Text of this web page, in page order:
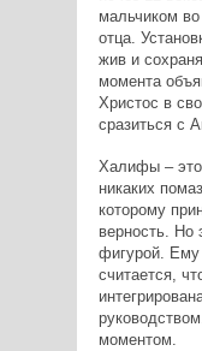
мальчиком
отца.
жив и
момента
Христос в
сразиться с
Халифы – это
никаких
которому
верность. Но
фигурой. Ему
считается,
моментом.